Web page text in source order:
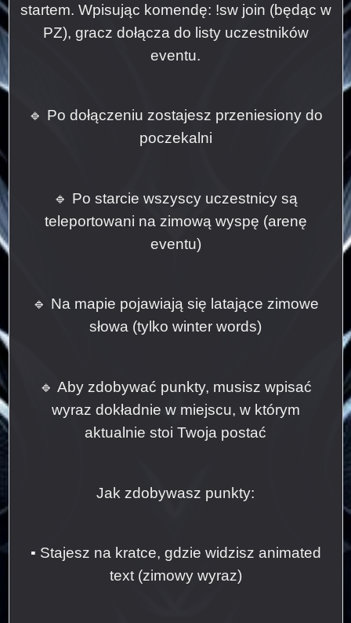
startem. Wpisując komendę: !sw join (będąc w
PZ), gracz dołącza do listy uczestników
eventu.
🔹 Po dołączeniu zostajesz przeniesiony do
poczekalni
🔹 Po starcie wszyscy uczestnicy są
teleportowani na zimową wyspę (arenę
eventu)
🔹 Na mapie pojawiają się latające zimowe
słowa (tylko winter words)
🔹 Aby zdobywać punkty, musisz wpisać
wyraz dokładnie w miejscu, w którym
aktualnie stoi Twoja postać
Jak zdobywasz punkty:
▪ Stajesz na kratce, gdzie widzisz animated
text (zimowy wyraz)